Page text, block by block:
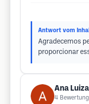
Antwort vom
Agradecemos
proporcionar
Ana Luiza
4